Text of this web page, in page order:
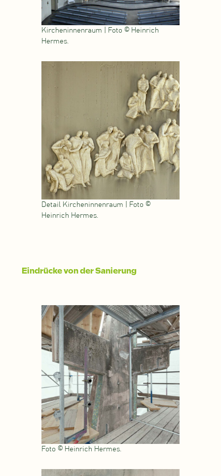
Kircheninnenraum | Foto © Heinrich
Hermes.
Detail Kircheninnenraum | Foto ©
Heinrich Hermes.
Eindrücke von der Sanierung
Foto © Heinrich Hermes.